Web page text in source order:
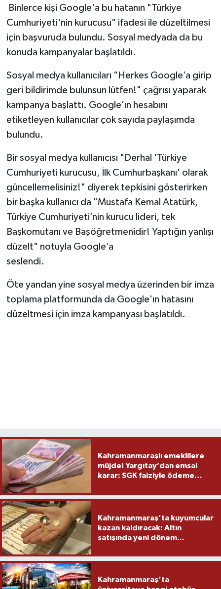
Binlerce kişi Google'a bu hatanın "Türkiye
Cumhuriyeti'nin kurucusu" ifadesi ile düzeltilmesi
için başvuruda bulundu. Sosyal medyada da bu
konuda kampanyalar başlatıldı.
Sosyal medya kullanıcıları "Herkes Google’a girip
geri bildirimde bulunsun lütfen!" çağrısı yaparak
kampanya başlattı. Google’ın hesabını
etiketleyen kullanıcılar çok sayıda paylaşımda
bulundu.
Bir sosyal medya kullanıcısı "Derhal 'Türkiye
Cumhuriyeti kurucusu, İlk Cumhurbaşkanı' olarak
güncellemelisiniz!" diyerek tepkisini gösterirken
bir başka kullanıcı da "Mustafa Kemal Atatürk,
Türkiye Cumhuriyeti’nin kurucu lideri, tek
Başkomutanı ve Başöğretmenidir! Yaptığın yanlışı
düzelt" notuyla Google’a
seslendi.
Öte yandan yine sosyal medya üzerinden bir imza
toplama platformunda da Google'ın hatasını
düzeltmesi için imza kampanyası başlatıldı.
Kahramanmaraşlı emeklilere
müjde! Yargıtay’dan emsal
karar: SGK faiziyle ödeme
Kahramanmaraş'ta kuyumcular
kazan kaldıracak: Altın
satışında yeni dönem...
Kahramanmaraş'ta